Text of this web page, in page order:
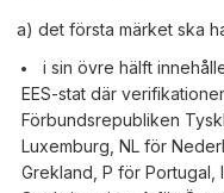
a) det första märket ska
i sin övre hälft
EES-stat där
Förbundsrepubliken
Luxemburg, NL för
Grekland, P för Portugal,